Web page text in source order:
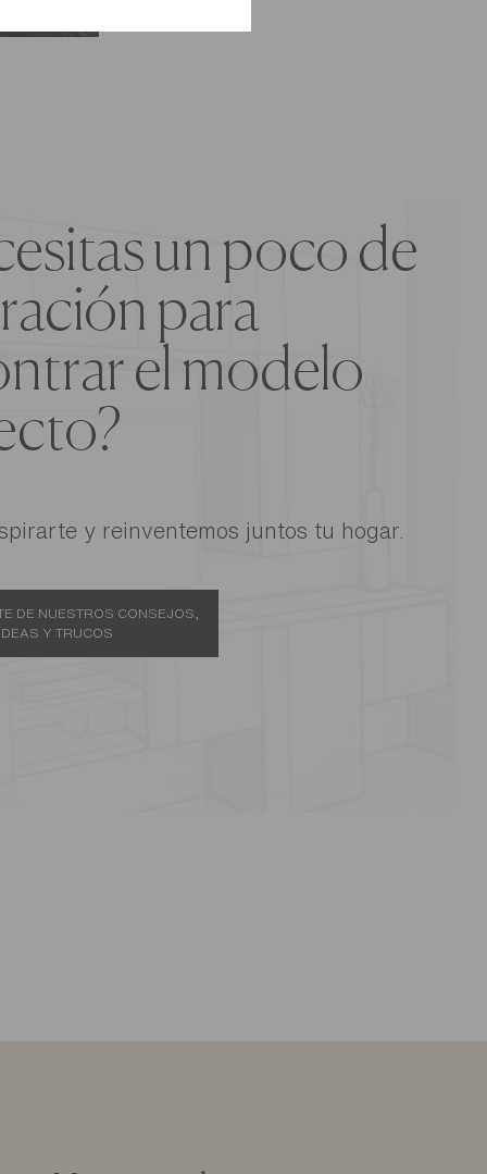
un poco de
para
el modelo
y reinventemos juntos tu hogar.
DE NUESTROS CONSEJOS,
Y TRUCOS